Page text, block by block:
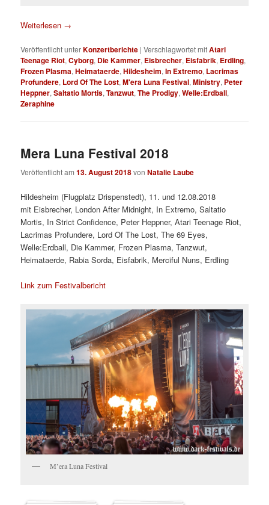
Weiterlesen →
Veröffentlicht unterKonzertberichte |Verschlagwortet mitAtari
Teenage Riot,Cyborg, Die Kammer, Eisbrecher, Eisfabrik, Erdling,
Frozen Plasma,Heimataerde,Hildesheim,In Extremo, Lacrimas
Profundere, Lord Of The Lost,M'era Luna Festival,Ministry, Peter
Heppner,Saltatio Mortis,Tanzwut,The Prodigy,Welle:Erdball,
Zeraphine
Mera Luna Festival 2018
Veröffentlicht am13. August 2018vonNatalie Laube
Hildesheim (Flugplatz Drispenstedt), 11. und 12.08.2018
mit Eisbrecher, London After Midnight, In Extremo, Saltatio
Mortis, In Strict Confidence, Peter Heppner, Atari Teenage Riot,
Lacrimas Profundere, Lord Of The Lost, The 69 Eyes,
Welle:Erdball, Die Kammer, Frozen Plasma, Tanzwut,
Heimataerde, Rabia Sorda, Eisfabrik, Merciful Nuns, Erdling
Link zum Festivalbericht
M’era Luna Festival